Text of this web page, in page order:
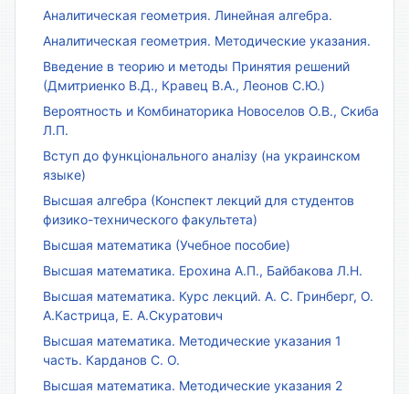
Аналитическая геометрия. Линейная алгебра.
Аналитическая геометрия. Методические указания.
Введение в теорию и методы Принятия решений
(Дмитриенко В.Д., Кравец В.А., Леонов С.Ю.)
Вероятность и Комбинаторика Новоселов О.В., Скиба
Л.П.
Вступ до функціонального аналізу (на украинском
языке)
Высшая алгебра (Конспект лекций для студентов
физико-технического факультета)
Высшая математика (Учебное пособие)
Высшая математика. Ерохина А.П., Байбакова Л.Н.
Высшая математика. Курс лекций. А. С. Гринберг, О.
А.Кастрица, Е. А.Скуратович
Высшая математика. Методические указания 1
часть. Карданов С. О.
Высшая математика. Методические указания 2